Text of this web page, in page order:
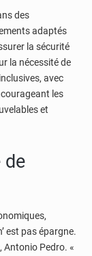
des
adaptés
la sécurité
la nécessité de
avec
les
et
de
est pas épargne.
Antonio Pedro. «